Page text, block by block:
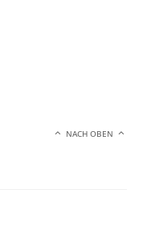
NACH OBEN